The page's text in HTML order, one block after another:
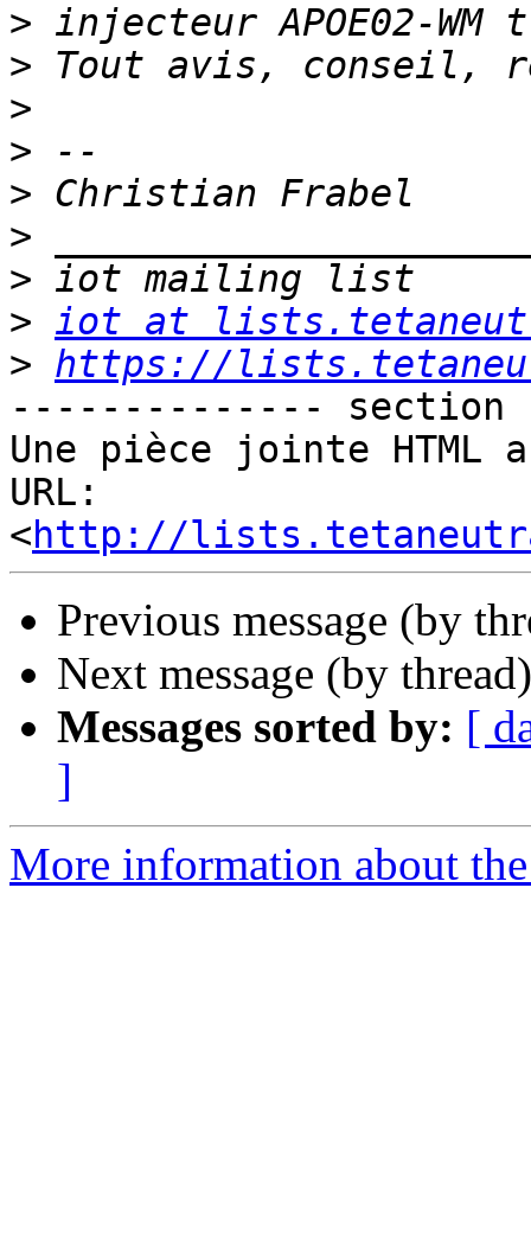
>
>
>
>
>
>
>
> iot at
> https://
-------------- section
Une pièce jointe
URL:
<http://
Previous message (by
Next message (by
Messages sorted by: [
]
More information about